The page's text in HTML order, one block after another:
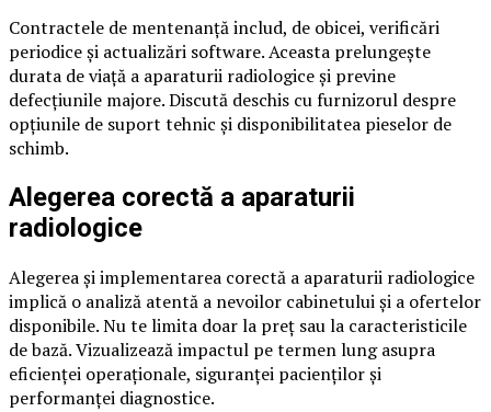
Contractele de mentenanță includ, de obicei, verificări
periodice și actualizări software. Aceasta prelungește
durata de viață a aparaturii radiologice și previne
defecțiunile majore. Discută deschis cu furnizorul despre
opțiunile de suport tehnic și disponibilitatea pieselor de
schimb.
Alegerea corectă a aparaturii
radiologice
Alegerea și implementarea corectă a aparaturii radiologice
implică o analiză atentă a nevoilor cabinetului și a ofertelor
disponibile. Nu te limita doar la preț sau la caracteristicile
de bază. Vizualizează impactul pe termen lung asupra
eficienței operaționale, siguranței pacienților și
performanței diagnostice.